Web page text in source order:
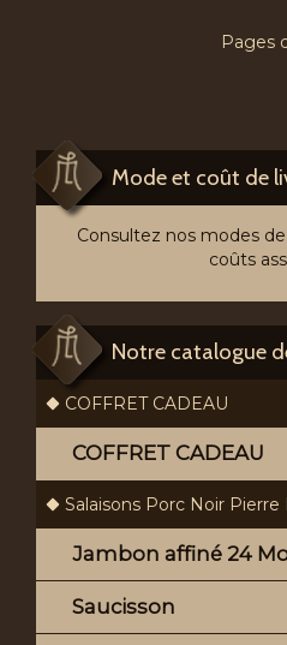
Pages
Mode et coût de
Consultez nos modes
coûts
Notre catalogue
COFFRET CADEAU
COFFRET CADEAU
Salaisons Porc Noir Pierre
Jambon affiné 24
Saucisson